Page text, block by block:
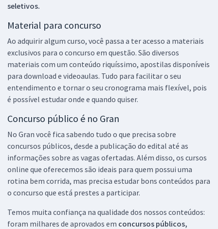
seletivos.
Material para concurso
Ao adquirir algum curso, você passa a ter acesso a materiais
exclusivos para o concurso em questão. São diversos
materiais com um conteúdo riquíssimo, apostilas disponíveis
para download e videoaulas. Tudo para facilitar o seu
entendimento e tornar o seu cronograma mais flexível, pois
é possível estudar onde e quando quiser.
Concurso público é no Gran
No Gran você fica sabendo tudo o que precisa sobre
concursos públicos, desde a publicação do edital até as
informações sobre as vagas ofertadas. Além disso, os cursos
online que oferecemos são ideais para quem possui uma
rotina bem corrida, mas precisa estudar bons conteúdos para
o concurso que está prestes a participar.
Temos muita confiança na qualidade dos nossos conteúdos:
foram milhares de aprovados em concursos públicos,